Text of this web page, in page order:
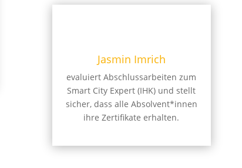
Jasmin Imrich
evaluiert Abschlussarbeiten zum
Smart City Expert (IHK) und stellt
sicher, dass alle Absolvent*innen
ihre Zertifikate erhalten.